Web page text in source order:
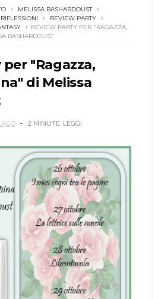
MELISSA BASHARDOUST
REVIEW PARTY
REVIEW PARTY PER "RAGAZZA,
BASHARDOUST
"Ragazza,
di Melissa
2 MINUTE LEGGI